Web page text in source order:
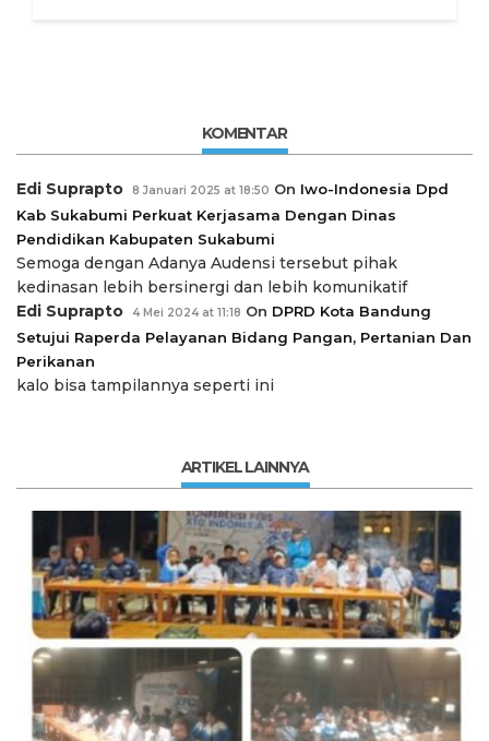
KOMENTAR
Edi Suprapto 8 Januari 2025 at 18:50 On Iwo-Indonesia Dpd
Kab Sukabumi Perkuat Kerjasama Dengan Dinas
Pendidikan Kabupaten Sukabumi
Semoga dengan Adanya Audensi tersebut pihak
kedinasan lebih bersinergi dan lebih komunikatif
Edi Suprapto
4 Mei 2024 at 11:18 On DPRD Kota Bandung
Setujui Raperda Pelayanan Bidang Pangan, Pertanian Dan
Perikanan
kalo bisa tampilannya seperti ini
ARTIKEL LAINNYA